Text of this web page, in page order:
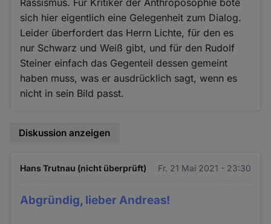
sich hier eigentlich eine Gelegenheit zum Dialog.
Leider überfordert das Herrn Lichte, für den es
nur Schwarz und Weiß gibt, und für den Rudolf
Steiner einfach das Gegenteil dessen gemeint
haben muss, was er ausdrücklich sagt, wenn es
nicht in sein Bild passt.
Diskussion anzeigen
Hans Trutnau (nicht überprüft) Fr. 21 Mai 2021 - 23:30
Abgründig, lieber Andreas!